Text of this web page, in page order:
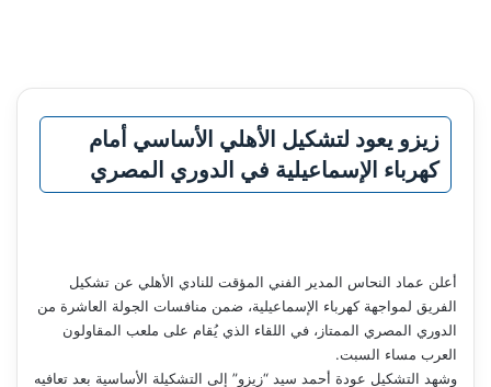
زيزو يعود لتشكيل الأهلي الأساسي أمام
كهرباء الإسماعيلية في الدوري المصري
أعلن عماد النحاس المدير الفني المؤقت للنادي الأهلي عن تشكيل
الفريق لمواجهة كهرباء الإسماعيلية، ضمن منافسات الجولة العاشرة من
الدوري المصري الممتاز، في اللقاء الذي يُقام على ملعب المقاولون
العرب مساء السبت.
وشهد التشكيل عودة أحمد سيد “زيزو” إلى التشكيلة الأساسية بعد تعافيه